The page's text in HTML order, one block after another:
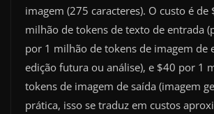
imagem (275 caracteres). O custo é de
milhão de tokens de texto de entrada
por 1 milhão de tokens de imagem de
edição futura ou análise), e $40 por 1
tokens de imagem de saída (imagem
prática, isso se traduz em custos